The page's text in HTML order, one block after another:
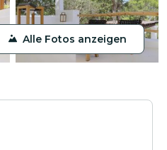
Alle Fotos anzeigen